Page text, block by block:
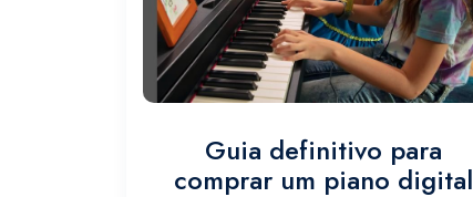
Guia definitivo para
comprar um piano digital